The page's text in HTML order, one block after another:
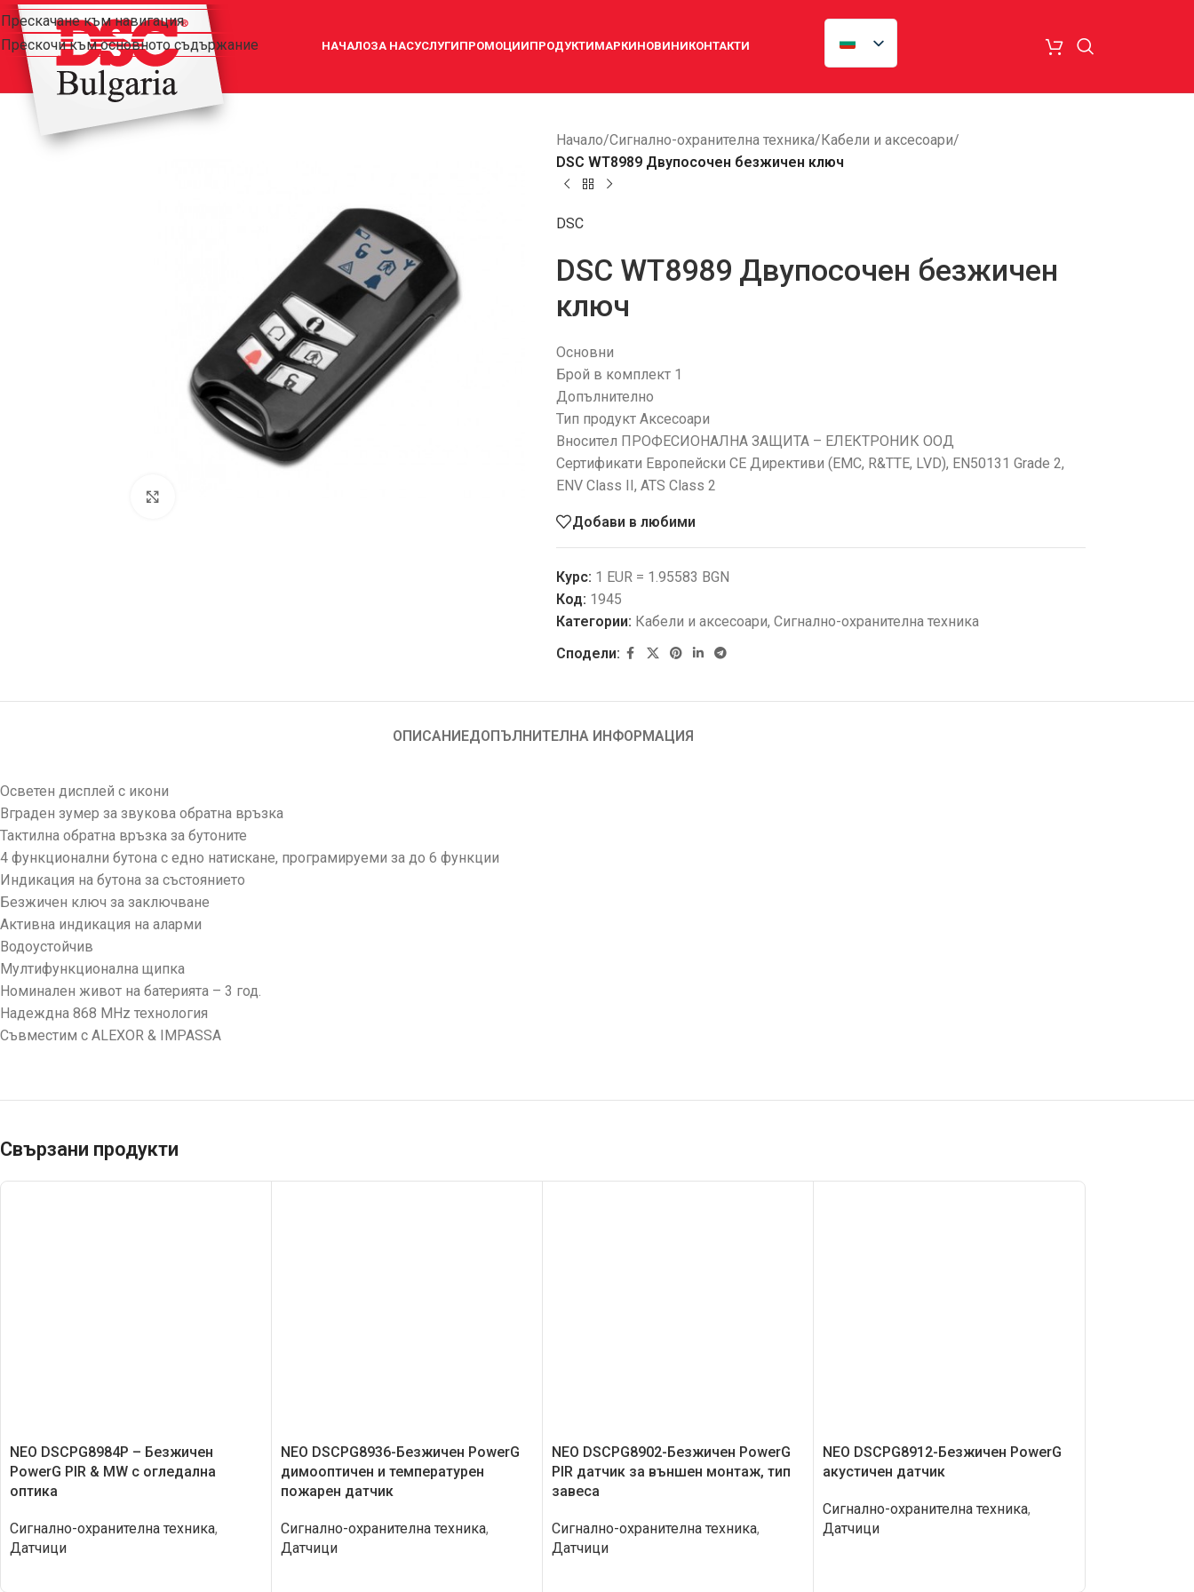
Прескачане към навигация
Прескочи към основното съдържание
НАЧАЛОЗА НАСУСЛУГИПРОМОЦИИПРОДУКТИМАРКИНОВИНИКОНТАКТИ
Начало/Сигнално-охранителна техника/Кабели и аксесоари/
DSC WT8989 Двупосочен безжичен ключ
DSC
DSC WT8989 Двупосочен безжичен
ключ
Основни
Брой в комплект 1
Допълнително
Тип продукт Аксесоари
Вносител ПРОФЕСИОНАЛНА ЗАЩИТА – ЕЛЕКТРОНИК ООД
Сертификати Европейски CE Директиви (EMC, R&TTE, LVD), EN50131 Grade 2,
ENV Class II, ATS Class 2
Добави в любими
Курс: 1 EUR = 1.95583 BGN
Код: 1945
Категории: Кабели и аксесоари, Сигнално-охранителна техника
Сподели:
ОПИСАНИЕДОПЪЛНИТЕЛНА ИНФОРМАЦИЯ
Осветен дисплей с икони
Вграден зумер за звукова обратна връзка
Тактилна обратна връзка за бутоните
4 функционални бутона с едно натискане, програмируеми за до 6 функции
Индикация на бутона за състоянието
Безжичен ключ за заключване
Активна индикация на аларми
Водоустойчив
Мултифункционална щипка
Номинален живот на батерията – 3 год.
Надеждна 868 MHz технология
Съвместим с ALEXOR & IMPASSA
Свързани продукти
NEO DSCPG8984P – Безжичен
PowerG PIR & MW с огледална
оптика
Сигнално-охранителна техника,
Датчици
NEO DSCPG8936-Безжичен PowerG
димооптичен и температурен
пожарен датчик
Сигнално-охранителна техника,
Датчици
NEO DSCPG8902-Безжичен PowerG
PIR датчик за външен монтаж, тип
завеса
Сигнално-охранителна техника,
Датчици
NEO DSCPG8912-Безжичен PowerG
акустичен датчик
Сигнално-охранителна техника,
Датчици